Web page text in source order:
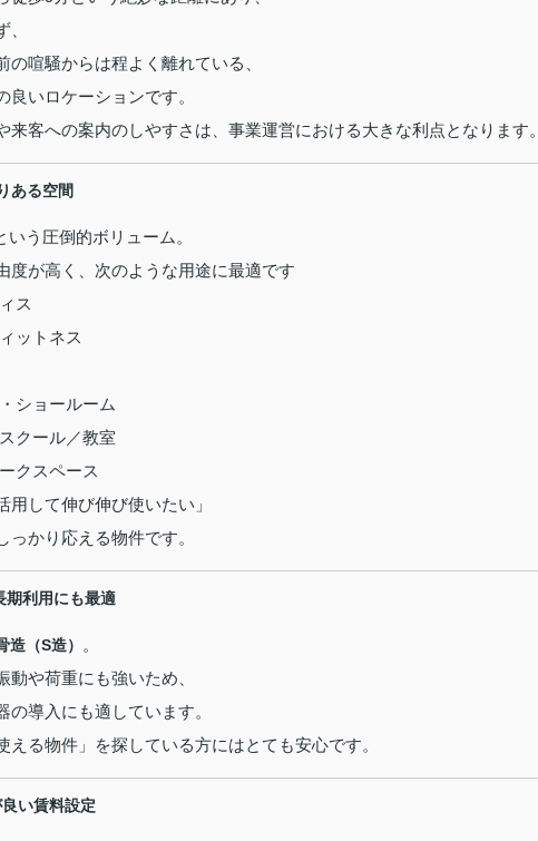
、
の喧騒からは程よく離れている、
良いロケーションです。
来客への案内のしやすさは、事業運営における大きな利点となります。
ある空間
いう圧倒的ボリューム。
度が高く、次のような用途に最適です
ス
ットネス
ショールーム
クール／教室
クスペース
用して伸び伸び使いたい」
っかり応える物件です。
期利用にも最適
造（S造）
。
動や荷重にも強いため、
の導入にも適しています。
える物件」を探している方にはとても安心です。
い賃料設定